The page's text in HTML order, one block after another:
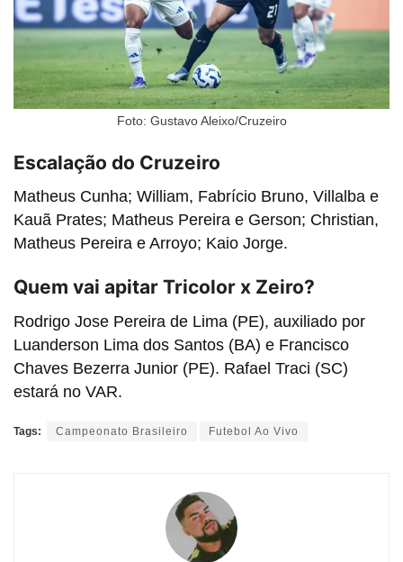
Foto: Gustavo Aleixo/Cruzeiro
Escalação do Cruzeiro
Matheus Cunha; William, Fabrício Bruno, Villalba e
Kauã Prates; Matheus Pereira e Gerson; Christian,
Matheus Pereira e Arroyo; Kaio Jorge.
Quem vai apitar Tricolor x Zeiro?
Rodrigo Jose Pereira de Lima (PE), auxiliado por
Luanderson Lima dos Santos (BA) e Francisco
Chaves Bezerra Junior (PE). Rafael Traci (SC)
estará no VAR.
Tags: Campeonato Brasileiro Futebol Ao Vivo